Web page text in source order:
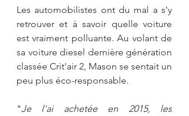
Les automobilistes ont du mal a s'y
retrouver et à savoir quelle voiture
est vraiment polluante. Au volant de
sa voiture diesel dernière génération
classée Crit'air 2, Mason se sentait un
peu plus éco-responsable.
"Je l'ai achetée en 2015, les